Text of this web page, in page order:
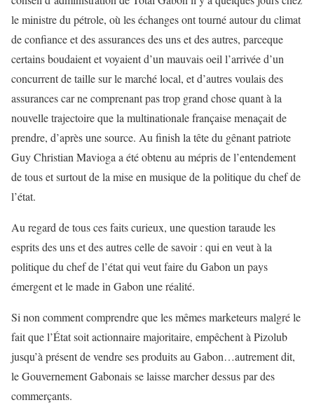
le ministre du pétrole, où les échanges ont tourné autour du climat
de confiance et des assurances des uns et des autres, parceque
certains boudaient et voyaient d’un mauvais oeil l’arrivée d’un
concurrent de taille sur le marché local, et d’autres voulais des
assurances car ne comprenant pas trop grand chose quant à la
nouvelle trajectoire que la multinationale française menaçait de
prendre, d’après une source. Au finish la tête du gênant patriote
Guy Christian Mavioga a été obtenu au mépris de l’entendement
de tous et surtout de la mise en musique de la politique du chef de
l’état.
Au regard de tous ces faits curieux, une question taraude les
esprits des uns et des autres celle de savoir : qui en veut à la
politique du chef de l’état qui veut faire du Gabon un pays
émergent et le made in Gabon une réalité.
Si non comment comprendre que les mêmes marketeurs malgré le
fait que l’État soit actionnaire majoritaire, empêchent à Pizolub
jusqu’à présent de vendre ses produits au Gabon…autrement dit,
le Gouvernement Gabonais se laisse marcher dessus par des
commerçants.